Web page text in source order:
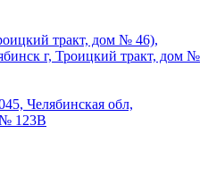
тракт, дом № 46),
г, Троицкий тракт, дом №
Челябинская обл,
№ 123В